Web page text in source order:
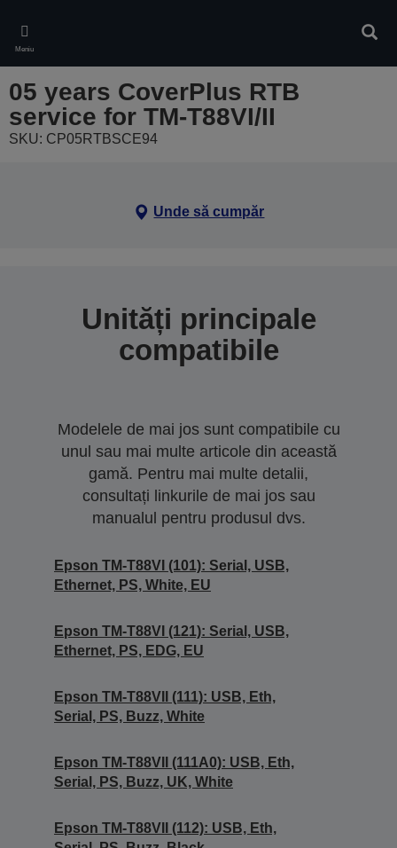
main
content
Meniu
05 years CoverPlus RTB
service for TM-T88VI/II
SKU: CP05RTBSCE94
Unde să cumpăr
Unități principale
compatibile
Modelele de mai jos sunt compatibile cu
unul sau mai multe articole din această
gamă. Pentru mai multe detalii,
consultați linkurile de mai jos sau
manualul pentru produsul dvs.
Epson TM-T88VI (101): Serial, USB,
Ethernet, PS, White, EU
Epson TM-T88VI (121): Serial, USB,
Ethernet, PS, EDG, EU
Epson TM-T88VII (111): USB, Eth,
Serial, PS, Buzz, White
Epson TM-T88VII (111A0): USB, Eth,
Serial, PS, Buzz, UK, White
Epson TM-T88VII (112): USB, Eth,